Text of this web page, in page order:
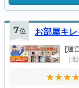
7位 お部屋キ
[運
（